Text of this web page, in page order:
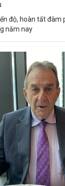
độ, hoàn tất đàm
năm nay